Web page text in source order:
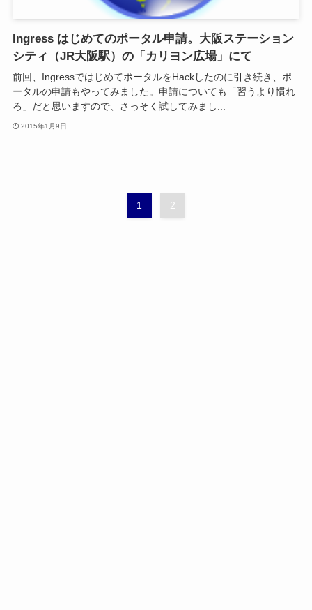
Ingress はじめてのポータル申請。大阪ステーション
シティ（JR大阪駅）の「カリヨン広場」にて
前回、IngressではじめてポータルをHackしたのに引き続き、ポ
ータルの申請もやってみました。申請についても「習うより慣れ
ろ」だと思いますので、さっそく試してみまし...
2015年1月9日
1 2